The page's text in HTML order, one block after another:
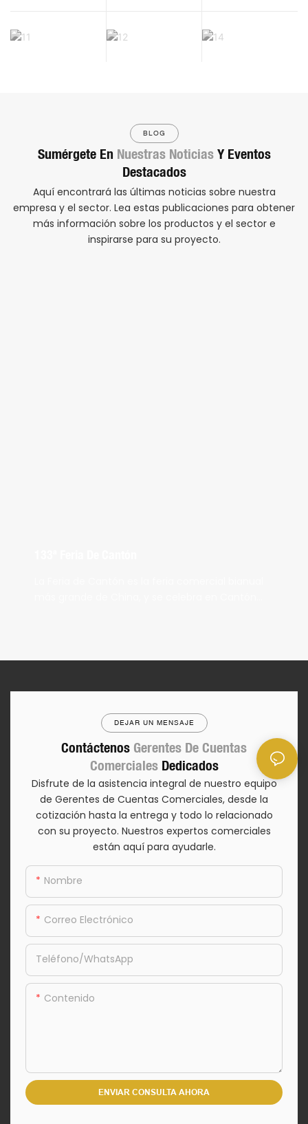
BLOG
Sumérgete En Nuestras NoticiasY Eventos
Destacados
Aquí encontrará las últimas noticias sobre nuestra
empresa y el sector. Lea estas publicaciones para obtener
más información sobre los productos y el sector e
inspirarse para su proyecto.
DEJAR UN MENSAJE
Contáctenos Gerentes De Cuentas
ComercialesDedicados
Disfrute de la asistencia integral de nuestro equipo
de Gerentes de Cuentas Comerciales, desde la
cotización hasta la entrega y todo lo relacionado
con su proyecto. Nuestros expertos comerciales
están aquí para ayudarle.
Nombre
Correo Electrónico
Teléfono/WhatsApp
Contenido
ENVIAR CONSULTA AHORA